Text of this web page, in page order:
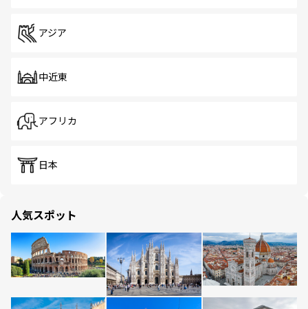
アジア
中近東
アフリカ
日本
人気スポット